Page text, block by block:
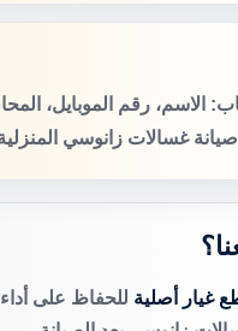
الاسم، رقم الموبايل،
غسالات زانوسي
غيار أصلية للحفاظ على